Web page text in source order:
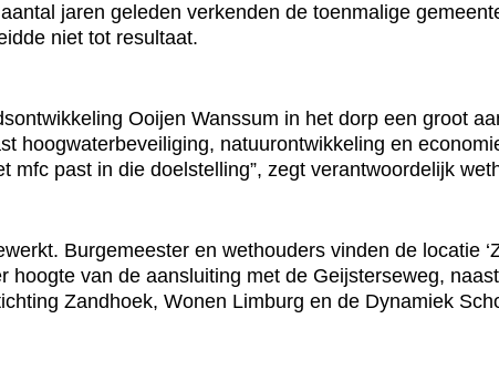
jaren geleden verkenden de toenmalige
niet tot resultaat.
Ooijen Wanssum in het dorp een groot
hoogwaterbeveiliging, natuurontwikkeling en
mfc past in die doelstelling”, zegt verantwoordelijk
Burgemeester en wethouders vinden de locatie
hoogte van de aansluiting met de Geijsterseweg,
Zandhoek, Wonen Limburg en de Dynamiek